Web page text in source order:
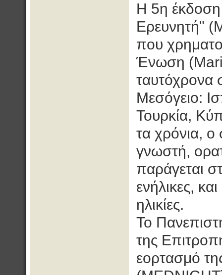
Η 5η έκδοση
Ερευνητή"
που
Ένωση
ταυτόχρονα
Μεσόγειο:
Τουρκία,
τα χρόνια, ο
γνωστή,
παράγεται
ενήλικες,
ηλικίες.
Το
της
εορτασμό